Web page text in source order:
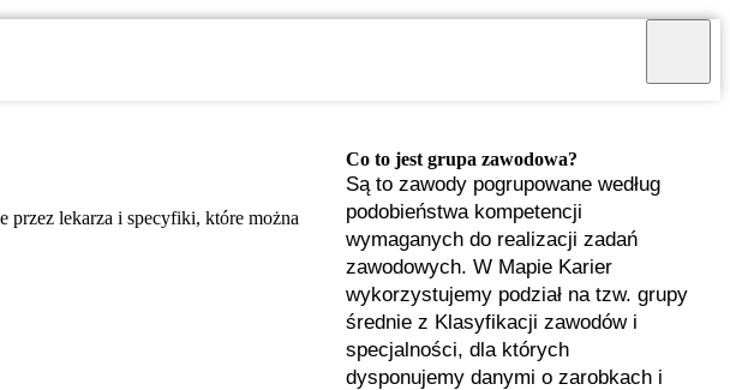
przez lekarza i specyfiki, które można
Co to jest grupa zawodowa?
Są to zawody pogrupowane według
podobieństwa kompetencji
wymaganych do realizacji zadań
zawodowych. W Mapie Karier
wykorzystujemy podział na tzw. grupy
średnie z Klasyfikacji zawodów i
specjalności, dla których
dysponujemy danymi o zarobkach i